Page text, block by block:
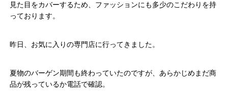
見た目をカバーするため、ファッションにも多少のこだわりを持
っております。
昨日、お気に入りの専門店に行ってきました。
夏物のバーゲン期間も終わっていたのですが、あらかじめまだ商
品が残っているか電話で確認。